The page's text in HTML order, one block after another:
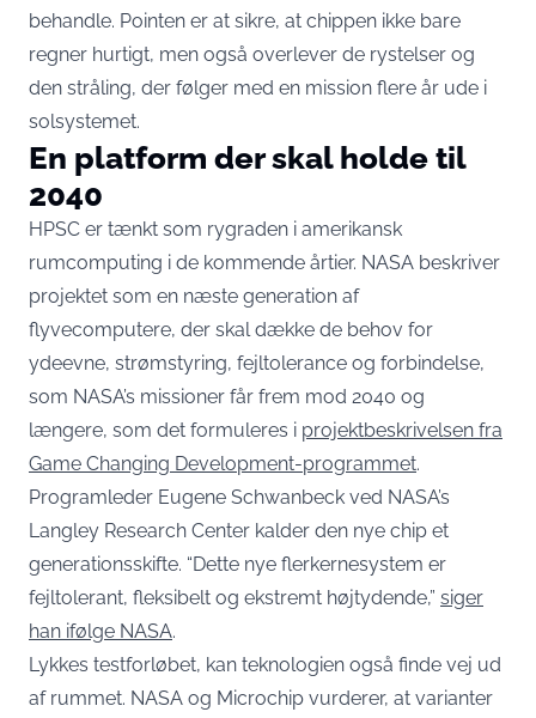
behandle. Pointen er at sikre, at chippen ikke bare
regner hurtigt, men også overlever de rystelser og
den stråling, der følger med en mission flere år ude i
solsystemet.
En platform der skal holde til
2040
HPSC er tænkt som rygraden i amerikansk
rumcomputing i de kommende årtier. NASA beskriver
projektet som en næste generation af
flyvecomputere, der skal dække de behov for
ydeevne, strømstyring, fejltolerance og forbindelse,
som NASA’s missioner får frem mod 2040 og
længere, som det formuleres i projektbeskrivelsen fra
Game Changing Development-programmet.
Programleder Eugene Schwanbeck ved NASA’s
Langley Research Center kalder den nye chip et
generationsskifte. “Dette nye flerkernesystem er
fejltolerant, fleksibelt og ekstremt højtydende,” siger
han ifølge NASA.
Lykkes testforløbet, kan teknologien også finde vej ud
af rummet. NASA og Microchip vurderer, at varianter